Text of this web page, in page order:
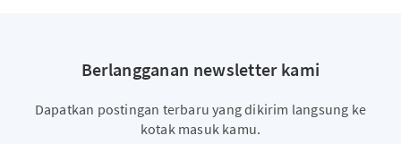
Berlangganan newsletter kami
Dapatkan postingan terbaru yang dikirim langsung ke
kotak masuk kamu.